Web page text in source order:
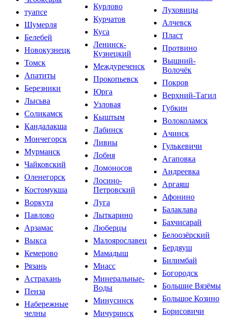
туапсе
Шумерля
Белебей
Новокузнецк
Томск
Апатиты
Березники
Лысьва
Соликамск
Кандалакша
Мончегорск
Мурманск
Чайковский
Оленегорск
Костомукша
Воркута
Павлово
Арзамас
Выкса
Кемерово
Рязань
Астрахань
Пенза
Набережные
челны
Курлово
Курчатов
Куса
Ленинск-
Кузнецкий
Междуреченск
Прокопьевск
Юрга
Узловая
Кыштым
Лабинск
Ливны
Лобня
Ломоносов
Лосино-
Петровский
Луга
Лыткарино
Люберцы
Малоярославец
Мамадыш
Миасс
Минеральные-
Воды
Минусинск
Мичуринск
Луховицы
Алчевск
Пласт
Протвино
Вышний-
Волочёк
Покров
Верхний-Тагил
Губкин
Волоколамск
Ачинск
Гулькевичи
Агаповка
Андреевка
Аргаяш
Афонино
Балаклава
Бахчисарай
Белоозёрский
Бердяуш
Билимбай
Богородск
Большие Вязёмы
Большое Козино
Борисовичи